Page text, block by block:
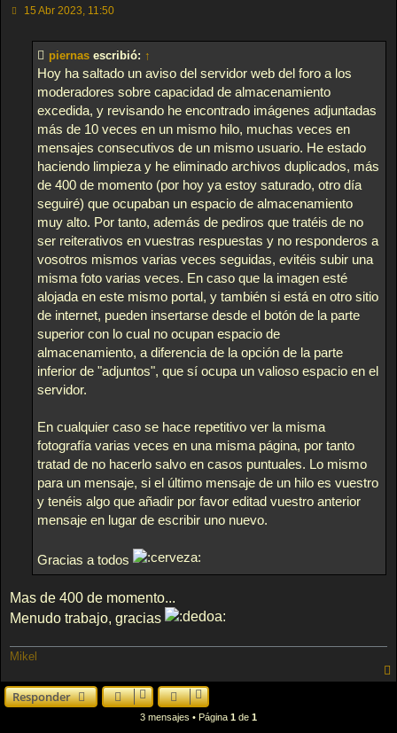
M15 Abr 2023, 11:50
piernas escribió: ↑
Hoy ha saltado un aviso del servidor web del foro a los
moderadores sobre capacidad de almacenamiento
excedida, y revisando he encontrado imágenes adjuntadas
más de 10 veces en un mismo hilo, muchas veces en
mensajes consecutivos de un mismo usuario. He estado
haciendo limpieza y he eliminado archivos duplicados, más
de 400 de momento (por hoy ya estoy saturado, otro día
seguiré) que ocupaban un espacio de almacenamiento
muy alto. Por tanto, además de pediros que tratéis de no
ser reiterativos en vuestras respuestas y no responderos a
vosotros mismos varias veces seguidas, evitéis subir una
misma foto varias veces. En caso que la imagen esté
alojada en este mismo portal, y también si está en otro sitio
de internet, pueden insertarse desde el botón de la parte
superior con lo cual no ocupan espacio de
almacenamiento, a diferencia de la opción de la parte
inferior de "adjuntos", que sí ocupa un valioso espacio en el
servidor.
En cualquier caso se hace repetitivo ver la misma
fotografía varias veces en una misma página, por tanto
tratad de no hacerlo salvo en casos puntuales. Lo mismo
para un mensaje, si el último mensaje de un hilo es vuestro
y tenéis algo que añadir por favor editad vuestro anterior
mensaje en lugar de escribir uno nuevo.
Gracias a todos
Mas de 400 de momento...
Menudo trabajo, gracias
Mikel
Responder
3 mensajes • Página 1 de 1